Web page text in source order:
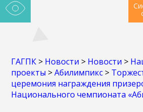
ГАГПК > Новости > Новости >
проекты >Абилимпикс >
церемония награждения
Национального чемпионата